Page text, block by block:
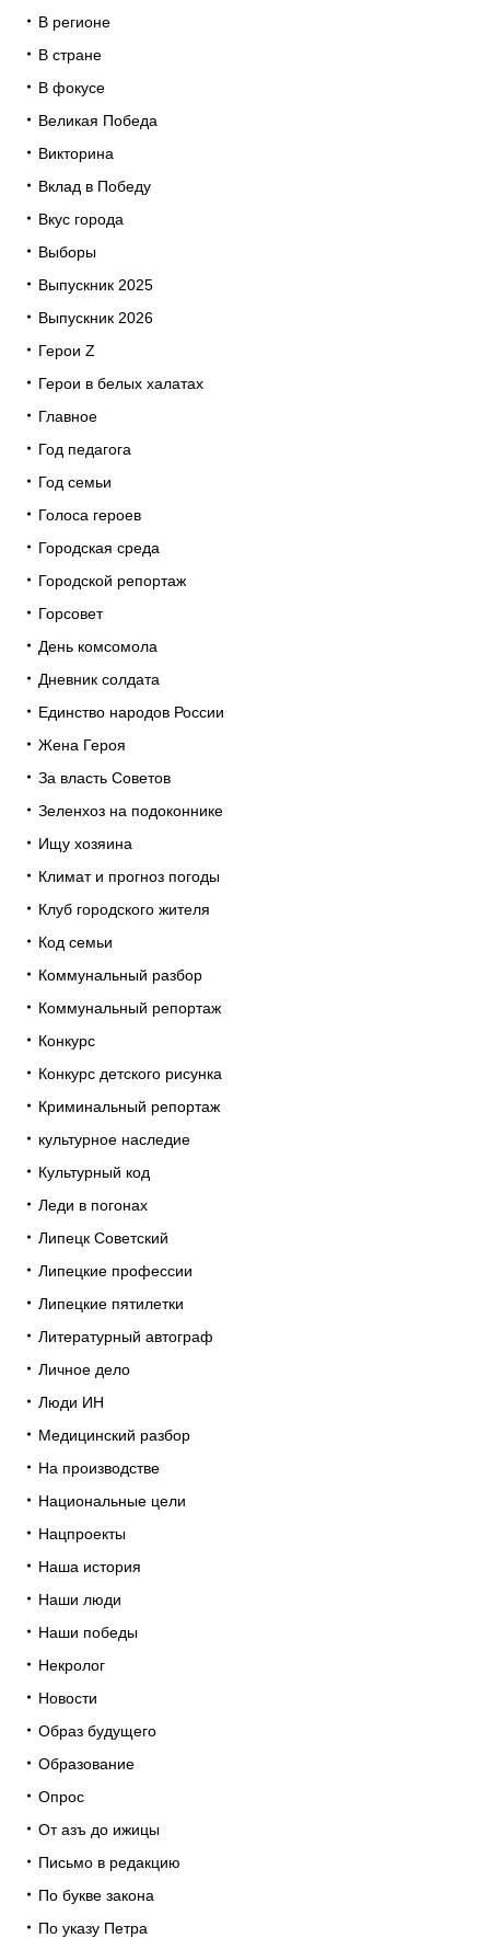
В регионе
В стране
В фокусе
Великая Победа
Викторина
Вклад в Победу
Вкус города
Выборы
Выпускник 2025
Выпускник 2026
Герои Z
Герои в белых халатах
Главное
Год педагога
Год семьи
Голоса героев
Городская среда
Городской репортаж
Горсовет
День комсомола
Дневник солдата
Единство народов России
Жена Героя
За власть Советов
Зеленхоз на подоконнике
Ищу хозяина
Климат и прогноз погоды
Клуб городского жителя
Код семьи
Коммунальный разбор
Коммунальный репортаж
Конкурс
Конкурс детского рисунка
Криминальный репортаж
культурное наследие
Культурный код
Леди в погонах
Липецк Советский
Липецкие профессии
Липецкие пятилетки
Литературный автограф
Личное дело
Люди ИН
Медицинский разбор
На производстве
Национальные цели
Нацпроекты
Наша история
Наши люди
Наши победы
Некролог
Новости
Образ будущего
Образование
Опрос
От азъ до ижицы
Письмо в редакцию
По букве закона
По указу Петра